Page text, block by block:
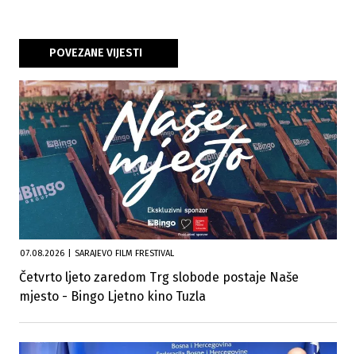
POVEZANE VIJESTI
07.08.2026 SARAJEVO FILM FRESTIVAL
Četvrto ljeto zaredom Trg slobode postaje Naše
mjesto - Bingo Ljetno kino Tuzla